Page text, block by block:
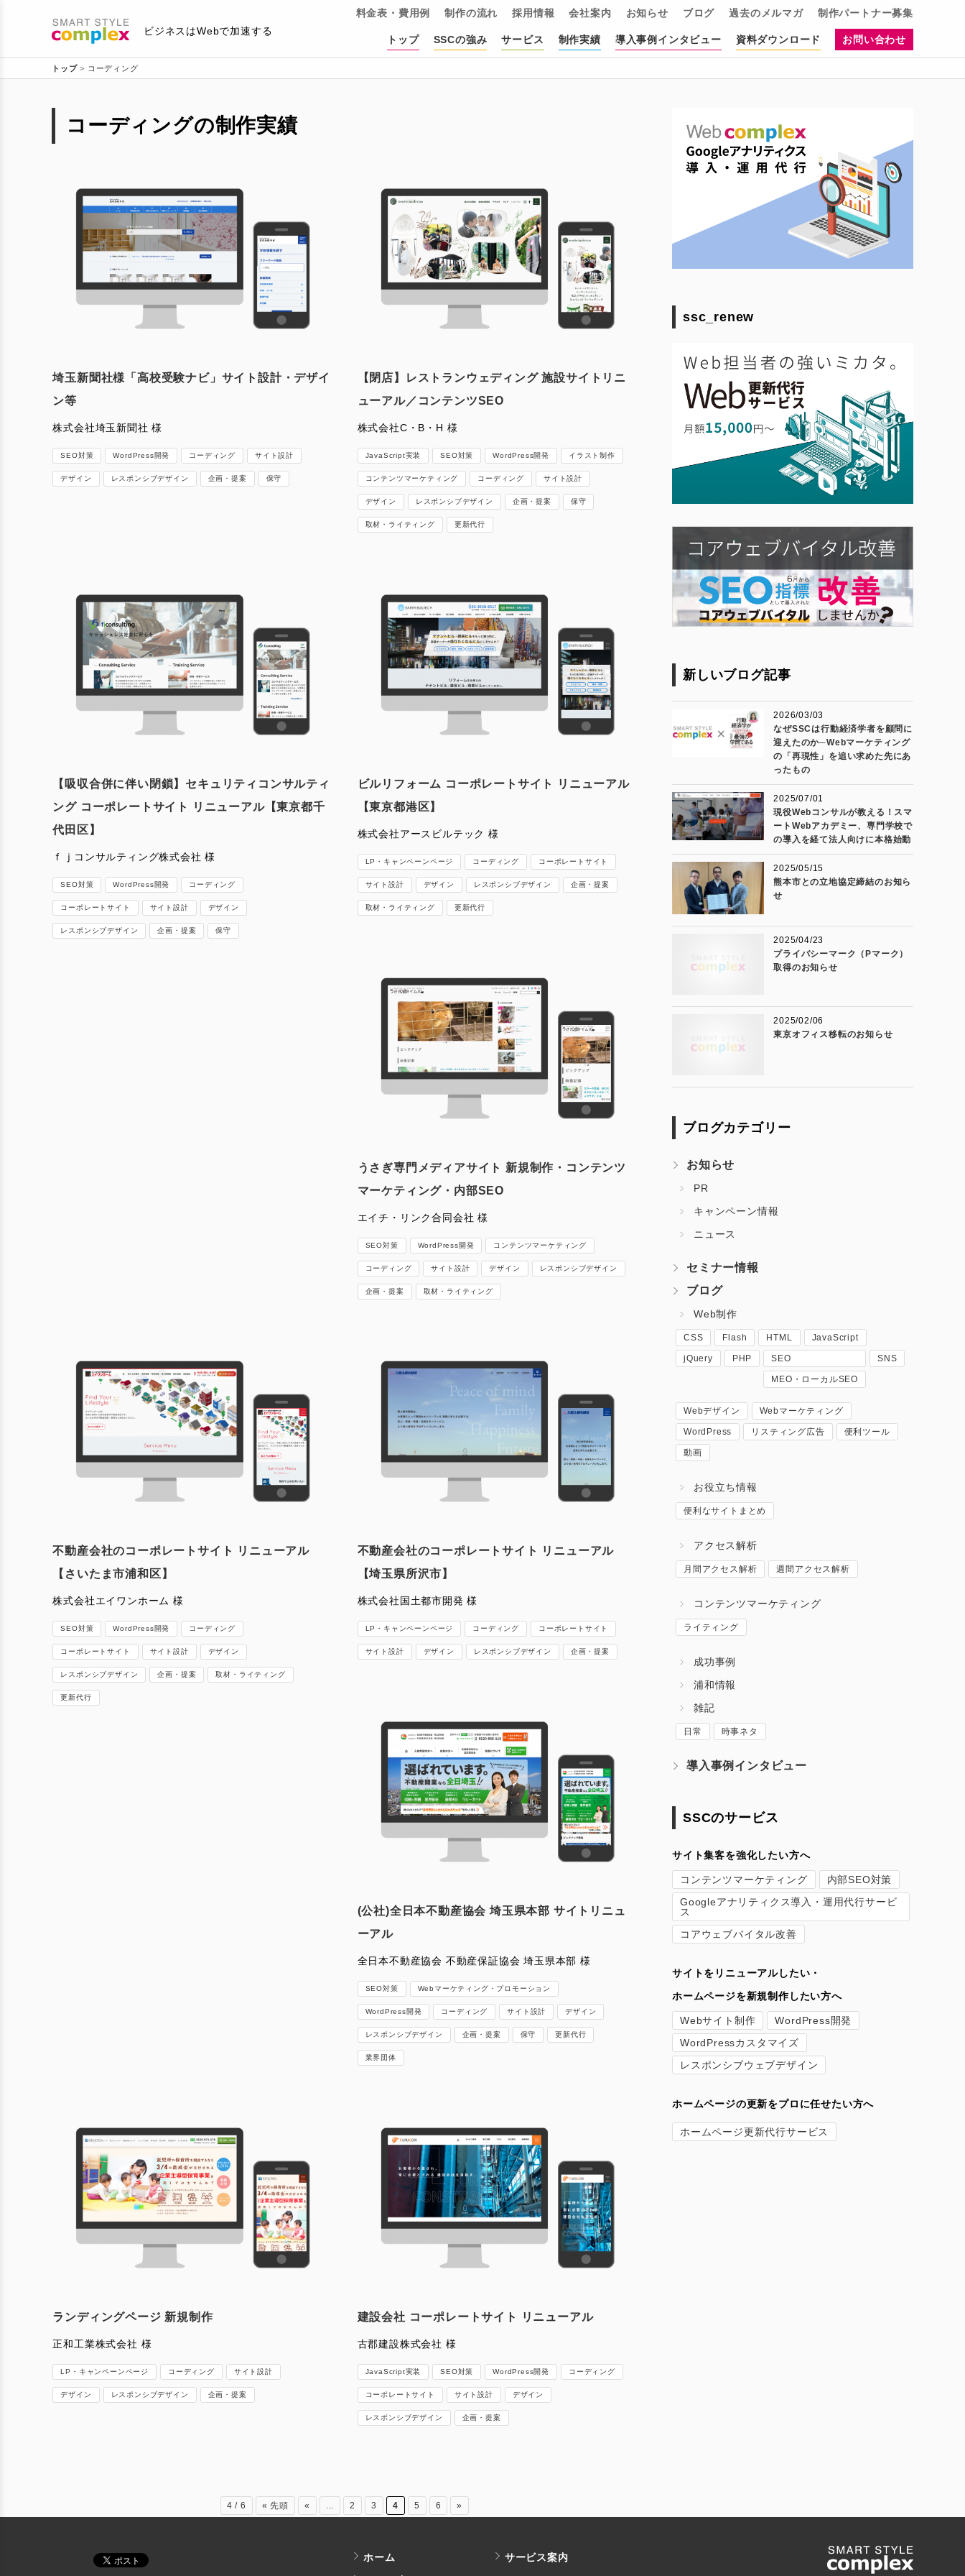
埼玉県さいたま市のWeb制作・コンテンツマーケティング会社｜SSC
ビジネスはWebで加速する
トップ SSCの強み サービス 制作実績 導入事例インタビュー 資料ダウンロード お問い合わせ
料金表・費用例 制作の流れ 採用情報 会社案内 お知らせ ブログ 過去のメルマガ 制作パートナー募集
トップ> コーディング
コーディングの制作実績
埼玉新聞社様「高校受験ナビ」サイト設計・デザイ
ン等
株式会社埼玉新聞社 様
SEO対策 WordPress開発 コーディング サイト設計
デザイン レスポンシブデザイン 企画・提案 保守
【閉店】レストランウェディング 施設サイトリニ
ューアル／コンテンツSEO
株式会社C・B・H 様
JavaScript実装 SEO対策 WordPress開発 イラスト制作
コンテンツマーケティング コーディング サイト設計
デザイン レスポンシブデザイン 企画・提案 保守
取材・ライティング 更新代行
【吸収合併に伴い閉鎖】セキュリティコンサルティ
ング コーポレートサイト リニューアル【東京都千
代田区】
ｆｊコンサルティング株式会社 様
SEO対策 WordPress開発 コーディング
コーポレートサイト サイト設計 デザイン
レスポンシブデザイン 企画・提案 保守
ビルリフォーム コーポレートサイト リニューアル
【東京都港区】
株式会社アースビルテック 様
LP・キャンペーンページ コーディング コーポレートサイト
サイト設計 デザイン レスポンシブデザイン 企画・提案
取材・ライティング 更新代行
うさぎ専門メディアサイト 新規制作・コンテンツ
マーケティング・内部SEO
エイチ・リンク合同会社 様
SEO対策 WordPress開発 コンテンツマーケティング
コーディング サイト設計 デザイン レスポンシブデザイン
企画・提案 取材・ライティング
不動産会社のコーポレートサイト リニューアル
【さいたま市浦和区】
株式会社エイワンホーム 様
SEO対策 WordPress開発 コーディング
コーポレートサイト サイト設計 デザイン
レスポンシブデザイン 企画・提案 取材・ライティング
更新代行
不動産会社のコーポレートサイト リニューアル
【埼玉県所沢市】
株式会社国土都市開発 様
LP・キャンペーンページ コーディング コーポレートサイト
サイト設計 デザイン レスポンシブデザイン 企画・提案
(公社)全日本不動産協会 埼玉県本部 サイトリニュ
ーアル
全日本不動産協会 不動産保証協会 埼玉県本部 様
SEO対策 Webマーケティング・プロモーション
WordPress開発 コーディング サイト設計 デザイン
レスポンシブデザイン 企画・提案 保守 更新代行
業界団体
ランディングページ 新規制作
正和工業株式会社 様
LP・キャンペーンページ コーディング サイト設計
デザイン レスポンシブデザイン 企画・提案
建設会社 コーポレートサイト リニューアル
古郡建設株式会社 様
JavaScript実装 SEO対策 WordPress開発 コーディング
コーポレートサイト サイト設計 デザイン
レスポンシブデザイン 企画・提案
4 / 6 « 先頭 « ... 2 3 4 5 6 »
ssc_renew
新しいブログ記事
2026/03/03
なぜSSCは行動経済学者を顧問に
迎えたのか─Webマーケティング
の「再現性」を追い求めた先にあ
ったもの
2025/07/01
現役Webコンサルが教える！スマ
ートWebアカデミー、専門学校で
の導入を経て法人向けに本格始動
2025/05/15
熊本市との立地協定締結のお知ら
せ
2025/04/23
プライバシーマーク（Pマーク）
取得のお知らせ
2025/02/06
東京オフィス移転のお知らせ
ブログカテゴリー
お知らせ
PR
キャンペーン情報
ニュース
セミナー情報
ブログ
Web制作
CSS Flash HTML JavaScript
jQuery PHP SEO
MEO・ローカルSEO
SNS
Webデザイン Webマーケティング
WordPress リスティング広告 便利ツール
動画
お役立ち情報
便利なサイトまとめ
アクセス解析
月間アクセス解析 週間アクセス解析
コンテンツマーケティング
ライティング
成功事例
浦和情報
雑記
日常 時事ネタ
導入事例インタビュー
SSCのサービス
サイト集客を強化したい方へ
コンテンツマーケティング
内部SEO対策
Googleアナリティクス導入・運用代行サービ
ス
コアウェブバイタル改善
サイトをリニューアルしたい・
ホームページを新規制作したい方へ
Webサイト制作
WordPress開発
WordPressカスタマイズ
レスポンシブウェブデザイン
ホームページの更新をプロに任せたい方へ
ホームページ更新代行サービス
ホーム
サービス案内